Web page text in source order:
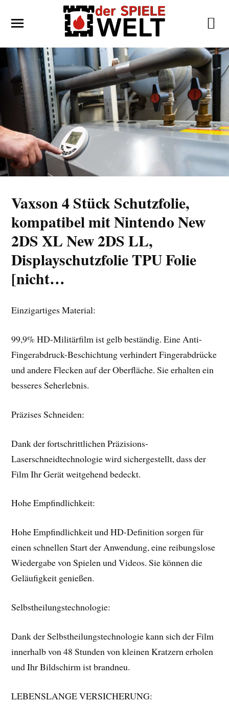
Vaxson 4 Stück Schutzfolie,
kompatibel mit Nintendo New
2DS XL New 2DS LL,
Displayschutzfolie TPU Folie
[nicht…
Einzigartiges Material:
99,9% HD-Militärfilm ist gelb beständig. Eine Anti-
Fingerabdruck-Beschichtung verhindert Fingerabdrücke
und andere Flecken auf der Oberfläche. Sie erhalten ein
besseres Seherlebnis.
Präzises Schneiden:
Dank der fortschrittlichen Präzisions-
Laserschneidtechnologie wird sichergestellt, dass der
Film Ihr Gerät weitgehend bedeckt.
Hohe Empfindlichkeit:
Hohe Empfindlichkeit und HD-Definition sorgen für
einen schnellen Start der Anwendung, eine reibungslose
Wiedergabe von Spielen und Videos. Sie können die
Geläufigkeit genießen.
Selbstheilungstechnologie:
Dank der Selbstheilungstechnologie kann sich der Film
innerhalb von 48 Stunden von kleinen Kratzern erholen
und Ihr Bildschirm ist brandneu.
LEBENSLANGE VERSICHERUNG: